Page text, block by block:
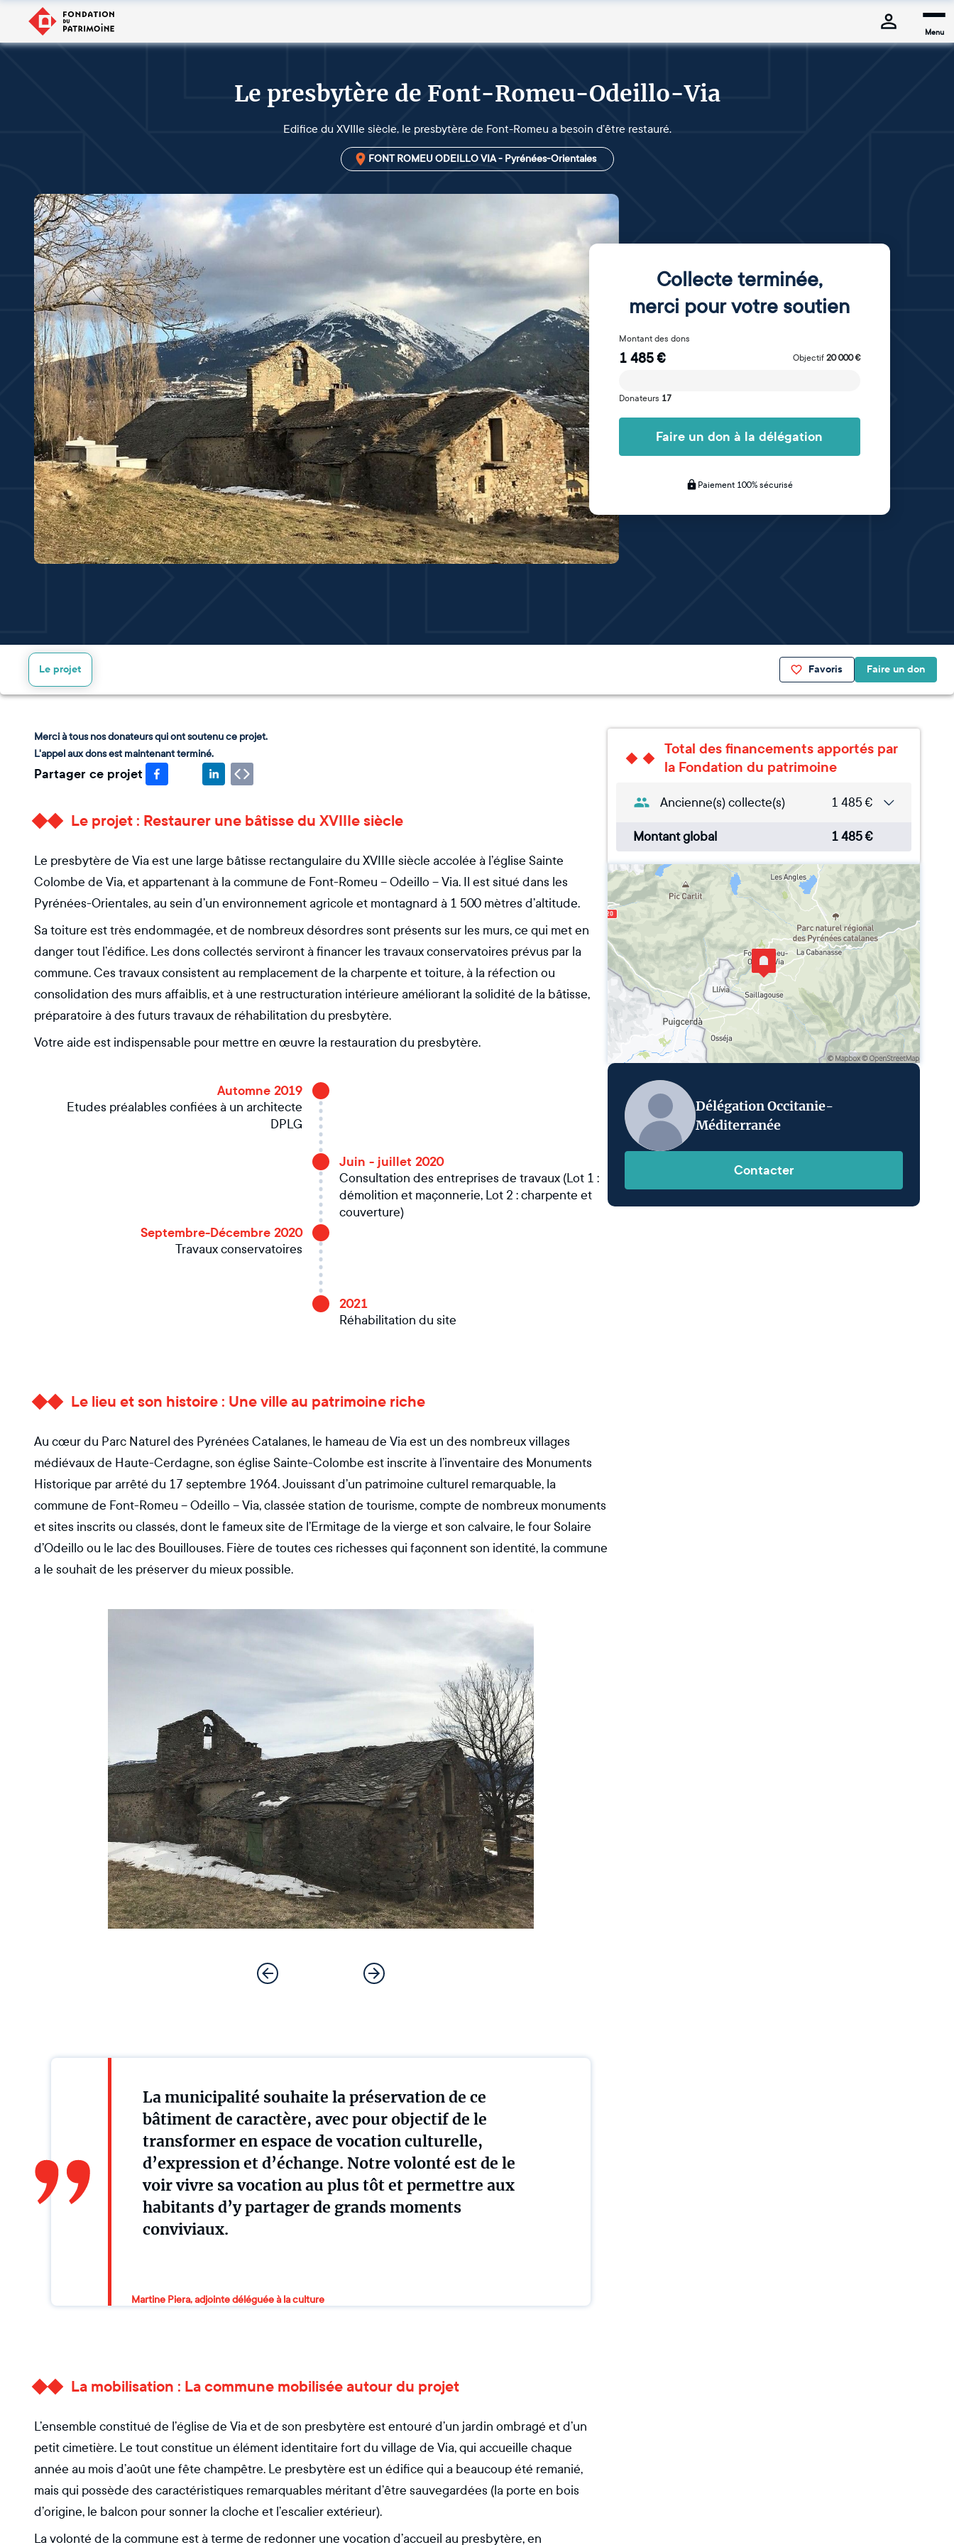
Menu
Le presbytère de Font-Romeu-Odeillo-Via
Edifice du XVIIIe siècle, le presbytère de Font-Romeu a besoin d’être restauré.
FONT ROMEU ODEILLO VIA - Pyrénées-Orientales
Collecte terminée,
merci pour votre soutien
Montant des dons
1 485€ Objectif 20 000€
Donateurs 17
Faire un don à la délégation
Paiement 100% sécurisé
Favoris Faire un don
Le projet
Merci à tous nos donateurs qui ont soutenu ce projet.
L'appel aux dons est maintenant terminé.
Partager ce projet
Le projet : Restaurer une bâtisse du XVIIIe siècle
Le presbytère de Via est une large bâtisse rectangulaire du XVIIIe siècle accolée à l’église Sainte
Colombe de Via, et appartenant à la commune de Font-Romeu – Odeillo – Via. Il est situé dans les
Pyrénées-Orientales, au sein d’un environnement agricole et montagnard à 1 500 mètres d’altitude.
Sa toiture est très endommagée, et de nombreux désordres sont présents sur les murs, ce qui met en
danger tout l’édifice. Les dons collectés serviront à financer les travaux conservatoires prévus par la
commune. Ces travaux consistent au remplacement de la charpente et toiture, à la réfection ou
consolidation des murs affaiblis, et à une restructuration intérieure améliorant la solidité de la bâtisse,
préparatoire à des futurs travaux de réhabilitation du presbytère.
Votre aide est indispensable pour mettre en œuvre la restauration du presbytère.
Automne 2019
Etudes préalables confiées à un architecte
DPLG
Juin - juillet 2020
Consultation des entreprises de travaux (Lot 1 :
démolition et maçonnerie, Lot 2 : charpente et
couverture)
Septembre-Décembre 2020
Travaux conservatoires
2021
Réhabilitation du site
Le lieu et son histoire : Une ville au patrimoine riche
Au cœur du Parc Naturel des Pyrénées Catalanes, le hameau de Via est un des nombreux villages
médiévaux de Haute-Cerdagne, son église Sainte-Colombe est inscrite à l’inventaire des Monuments
Historique par arrêté du 17 septembre 1964. Jouissant d’un patrimoine culturel remarquable, la
commune de Font-Romeu – Odeillo – Via, classée station de tourisme, compte de nombreux monuments
et sites inscrits ou classés, dont le fameux site de l’Ermitage de la vierge et son calvaire, le four Solaire
d’Odeillo ou le lac des Bouillouses. Fière de toutes ces richesses qui façonnent son identité, la commune
a le souhait de les préserver du mieux possible.
La municipalité souhaite la préservation de ce
bâtiment de caractère, avec pour objectif de le
transformer en espace de vocation culturelle,
d’expression et d’échange. Notre volonté est de le
voir vivre sa vocation au plus tôt et permettre aux
habitants d’y partager de grands moments
conviviaux.
Martine Piera, adjointe déléguée à la culture
La mobilisation : La commune mobilisée autour du projet
L’ensemble constitué de l’église de Via et de son presbytère est entouré d’un jardin ombragé et d’un
petit cimetière. Le tout constitue un élément identitaire fort du village de Via, qui accueille chaque
année au mois d’août une fête champêtre. Le presbytère est un édifice qui a beaucoup été remanié,
mais qui possède des caractéristiques remarquables méritant d’être sauvegardées (la porte en bois
d’origine, le balcon pour sonner la cloche et l’escalier extérieur).
La volonté de la commune est à terme de redonner une vocation d’accueil au presbytère, en
Total des financements apportés par
la Fondation du patrimoine
Ancienne(s) collecte(s) 1 485 €
Montant global 1 485€
Délégation Occitanie-
Méditerranée
Contacter